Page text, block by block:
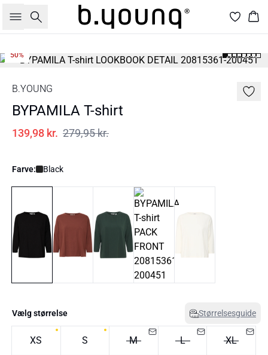
Søg
50%
B.YOUNG
BYPAMILA T-shirt
139,98 kr. 279,95 kr.
Farve: Black
Vælg størrelse Størrelsesguide
XS S M L XL